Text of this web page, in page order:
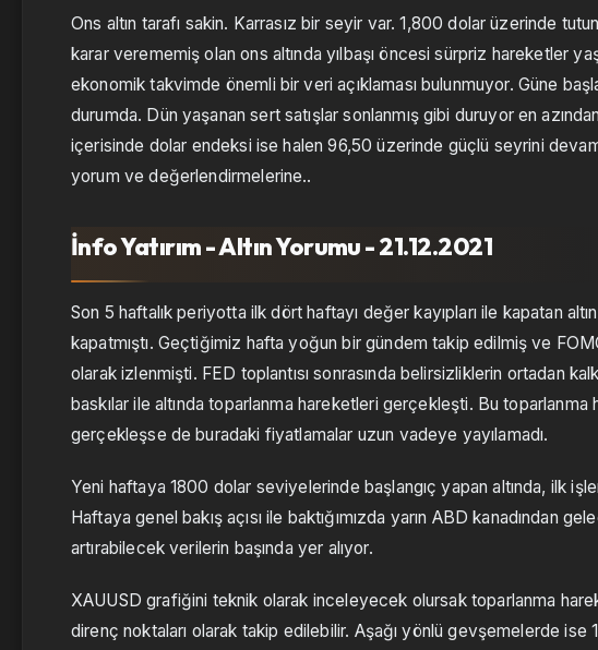
Ons altın tarafı sakin. Karrasız bir seyir var. 1,800 dolar üzerinde
karar verememiş olan ons altında yılbaşı öncesi sürpriz hareketler
ekonomik takvimde önemli bir veri açıklaması bulunmuyor. Güne
durumda. Dün yaşanan sert satışlar sonlanmış gibi duruyor en
içerisinde dolar endeksi ise halen 96,50 üzerinde güçlü seyrini
yorum ve değerlendirmelerine..
İnfo Yatırım - Altın Yorumu - 21.12.2021
Son 5 haftalık periyotta ilk dört haftayı değer kayıpları ile kapatan
kapatmıştı. Geçtiğimiz hafta yoğun bir gündem takip edilmiş ve
olarak izlenmişti. FED toplantısı sonrasında belirsizliklerin ortadan
baskılar ile altında toparlanma hareketleri gerçekleşti. Bu
gerçekleşse de buradaki fiyatlamalar uzun vadeye yayılamadı.
Yeni haftaya 1800 dolar seviyelerinde başlangıç yapan altında, ilk
Haftaya genel bakış açısı ile baktığımızda yarın ABD kanadından
artırabilecek verilerin başında yer alıyor.
XAUUSD grafiğini teknik olarak inceleyecek olursak toparlanma
direnç noktaları olarak takip edilebilir. Aşağı yönlü gevşemelerde ise